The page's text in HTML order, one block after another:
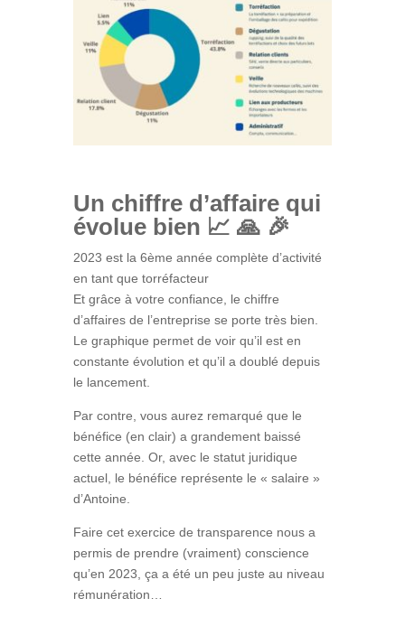
Un chiffre d’affaire qui
évolue bien 📈 🙏 🎉
2023 est la 6ème année complète d’activité
en tant que torréfacteur
Et grâce à votre confiance, le chiffre
d’affaires de l’entreprise se porte très bien.
Le graphique permet de voir qu’il est en
constante évolution et qu’il a doublé depuis
le lancement.
Par contre, vous aurez remarqué que le
bénéfice (en clair) a grandement baissé
cette année. Or, avec le statut juridique
actuel, le bénéfice représente le « salaire »
d’Antoine.
Faire cet exercice de transparence nous a
permis de prendre (vraiment) conscience
qu’en 2023, ça a été un peu juste au niveau
rémunération…